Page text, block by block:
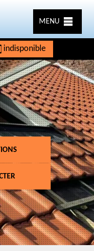
MENU
indisponible